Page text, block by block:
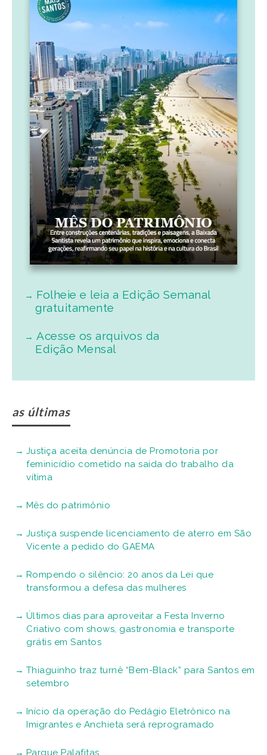
Folheie e leia a Edição Semanal
gratuitamente
Acesse os arquivos da
Edição Mensal
as últimas
Justiça aceita denúncia de Promotoria por
feminicídio cometido na saída do trabalho da
vítima
Mês do patrimônio
Justiça suspende licenciamento de aterro em São
Vicente a pedido do GAEMA
Rompendo o silêncio: 20 anos da Lei que
transformou a defesa das mulheres
Últimos dias para aproveitar a Festa Inverno
Criativo com shows, gastronomia e transporte
grátis em Santos
Thiaguinho traz turnê “Bem-Black” para Santos em
setembro
Início da operação do Pedágio Eletrônico na
Imigrantes e Anchieta será reprogramado
Parque Palafitas